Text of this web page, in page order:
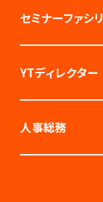
セミナーファシリ
YTディレクター
人事総務